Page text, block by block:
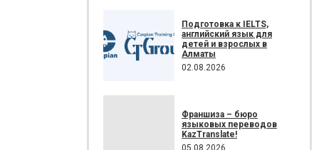
Подготовка к IELTS,
английский язык для
детей и взрослых в
Алматы
02.08.2026
Франшиза – бюро
языковых переводов
KazTranslate!
05.08.2026